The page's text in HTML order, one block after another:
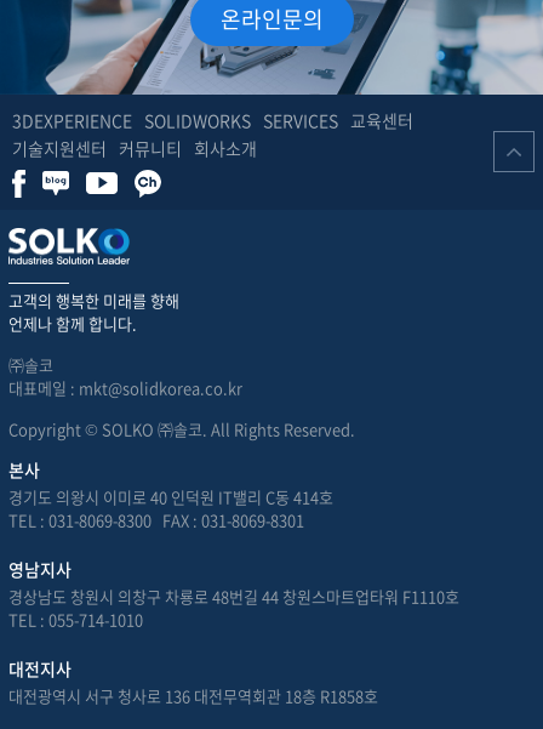
온라인문의
3DEXPERIENCE SOLIDWORKS SERVICES 교육센터
기술지원센터
커뮤니티 회사소개
고객의 행복한 미래를 향해
언제나 함께 합니다.
㈜솔코
대표메일 : mkt@solidkorea.co.kr
Copyright © SOLKO ㈜솔코. All Rights Reserved.
본사
경기도 의왕시 이미로 40 인덕원 IT밸리 C동 414호
TEL : 031-8069-8300 FAX : 031-8069-8301
영남지사
경상남도 창원시 의창구 차룡로 48번길 44 창원스마트업타워 F1110호
TEL : 055-714-1010
대전지사
대전광역시 서구 청사로 136 대전무역회관 18층 R1858호